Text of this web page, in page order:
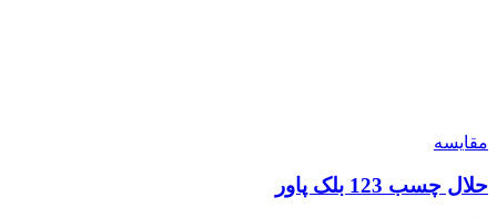
مقایسه
حلال چسب 123 بلک پاور